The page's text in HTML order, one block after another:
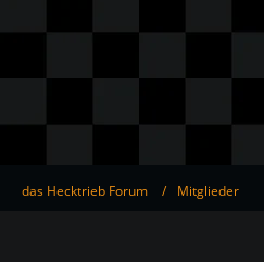
das Hecktrieb Forum Mitglieder